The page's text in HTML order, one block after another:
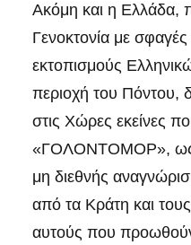
Ακόμη και η Ελλάδα,
Γενοκτονία με σφαγές
εκτοπισμούς
περιοχή του Πόντου,
στις Χώρες εκείνες
«ΓΟΛΟΝΤΟΜΟΡ», ως
μη διεθνής
από τα Κράτη και
αυτούς που